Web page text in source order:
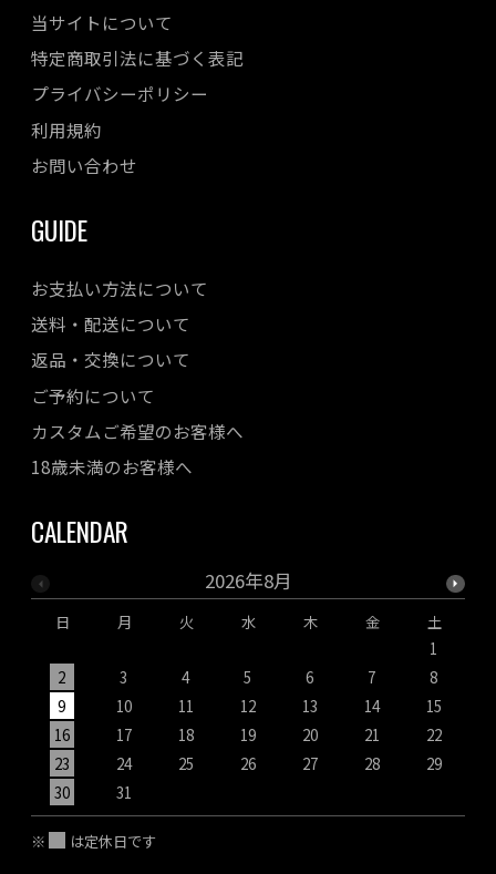
当サイトについて
特定商取引法に基づく表記
プライバシーポリシー
利用規約
お問い合わせ
GUIDE
お支払い方法について
送料・配送について
返品・交換について
ご予約について
カスタムご希望のお客様へ
18歳未満のお客様へ
CALENDAR
2026年8月
日 月 火 水 木 金
土
1
2
3 4 5 6 7
8
9
10 11 12 13 14
15
16
17 18 19 20 21
22
23
24 25 26 27 28
29
30
31
※ は定休日です